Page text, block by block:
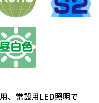
、常設用LED照明で